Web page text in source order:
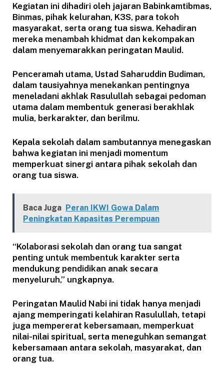
Kegiatan ini dihadiri oleh jajaran Babinkamtibmas,
Binmas, pihak kelurahan, K3S, para tokoh
masyarakat, serta orang tua siswa. Kehadiran
mereka menambah khidmat dan kekompakan
dalam menyemarakkan peringatan Maulid.
Penceramah utama, Ustad Saharuddin Budiman,
dalam tausiyahnya menekankan pentingnya
meneladani akhlak Rasulullah sebagai pedoman
utama dalam membentuk generasi berakhlak
mulia, berkarakter, dan berilmu.
Kepala sekolah dalam sambutannya menegaskan
bahwa kegiatan ini menjadi momentum
memperkuat sinergi antara pihak sekolah dan
orang tua siswa.
Baca Juga Peran IKWI Gowa Dalam
Peningkatan Kapasitas Perempuan
“Kolaborasi sekolah dan orang tua sangat
penting untuk membentuk karakter serta
mendukung pendidikan anak secara
menyeluruh,” ungkapnya.
Peringatan Maulid Nabi ini tidak hanya menjadi
ajang memperingati kelahiran Rasulullah, tetapi
juga mempererat kebersamaan, memperkuat
nilai-nilai spiritual, serta meneguhkan semangat
kebersamaan antara sekolah, masyarakat, dan
orang tua.